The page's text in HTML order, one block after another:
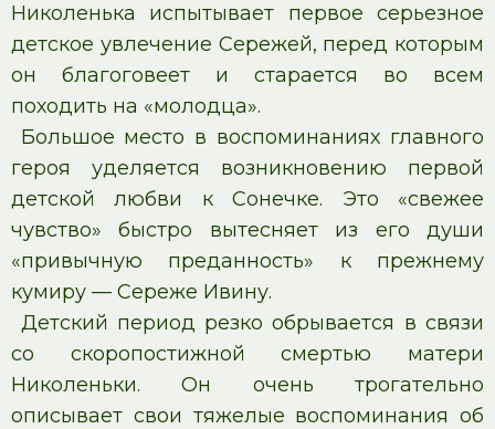
Николенька испытывает первое серьезное
детское увлечение Сережей, перед которым
он благоговеет и старается во всем
походить на «молодца».
Большое место в воспоминаниях главного
героя уделяется возникновению первой
детской любви к Сонечке. Это «свежее
чувство» быстро вытесняет из его души
«привычную преданность» к прежнему
кумиру — Сереже Ивину.
Детский период резко обрывается в связи
со скоропостижной смертью матери
Николеньки. Он очень трогательно
описывает свои тяжелые воспоминания об